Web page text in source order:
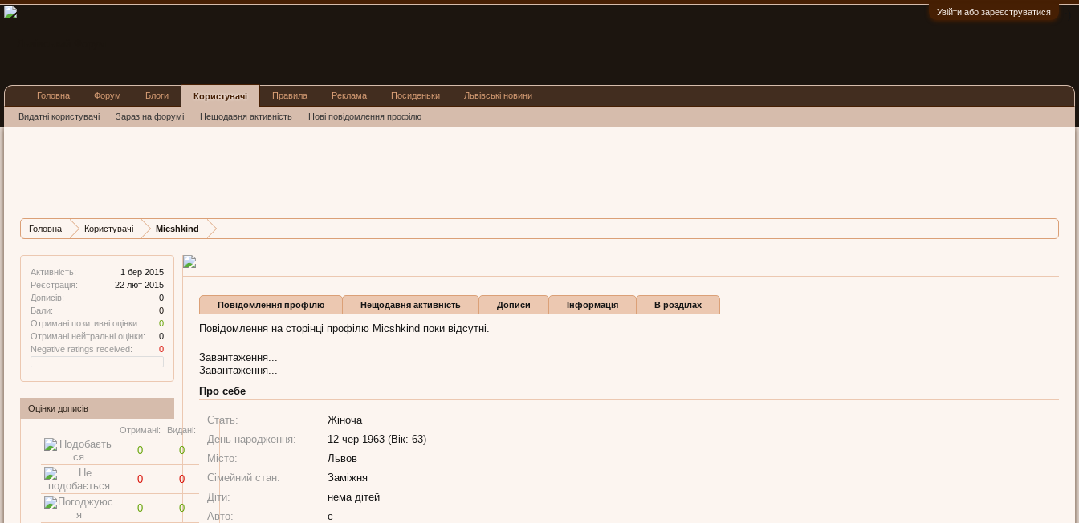
Увійти або зареєструватися
Головна Користувачі Micshkind
Активність:
1 бер 2015
Реєстрація:
22 лют 2015
Дописів:
0
Бали:
0
Отримані позитивні оцінки:
0
Отримані нейтральні оцінки:
0
Negative ratings received:
0
Оцінки дописів
Отримані: Видані:
0 0
0 0
0 0
Дописів
Карма Бали
Повідомлення профілю Нещодавня активність Дописи Інформація В розділах
Повідомлення на сторінці профілю Micshkind поки відсутні.
Завантаження...
Завантаження...
Про себе
Стать:
Жіноча
День народження:
12 чер 1963 (Вік: 63)
Місто:
Львов
Сімейний стан:
Заміжня
Діти:
нема дітей
Авто:
є
Головна Форум Блоги Користувачі
Видатні користувачі Зараз на форумі Нещодавня активність Нові повідомлення профілю
Правила Реклама Посиденьки Львівські новини